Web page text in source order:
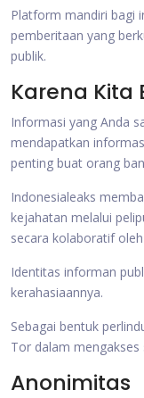
Platform mandiri bagi
pemberitaan yang
publik.
Karena Kita
Informasi yang Anda
mendapatkan
penting buat orang
Indonesialeaks
kejahatan melalui
secara kolaboratif
Identitas informan
kerahasiaannya.
Sebagai bentuk
Tor dalam
Anonimitas